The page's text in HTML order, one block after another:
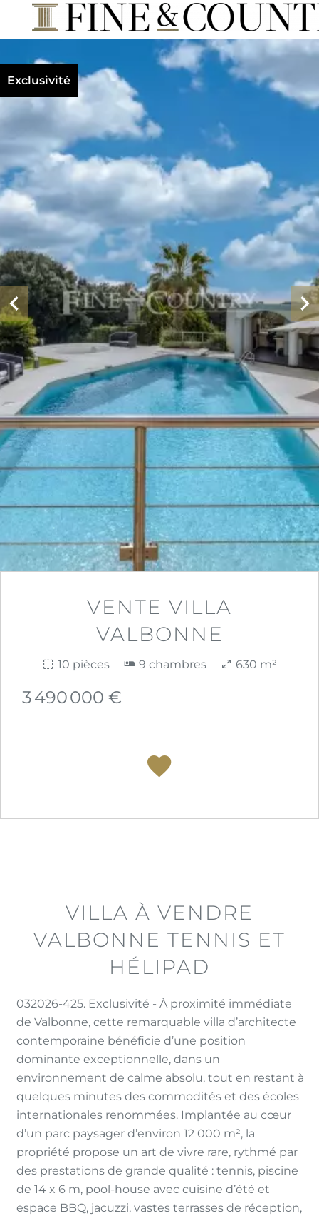
VENTE VILLA
VALBONNE
10 pièces 9 chambres 630 m²
3 490 000 €
Exclusivité
VILLA À VENDRE
VALBONNE TENNIS ET
HÉLIPAD
032026-425. Exclusivité - À proximité immédiate
de Valbonne, cette remarquable villa d’architecte
contemporaine bénéficie d’une position
dominante exceptionnelle, dans un
environnement de calme absolu, tout en restant à
quelques minutes des commodités et des écoles
internationales renommées. Implantée au cœur
d’un parc paysager d’environ 12 000 m², la
propriété propose un art de vivre rare, rythmé par
des prestations de grande qualité : tennis, piscine
de 14 x 6 m, pool-house avec cuisine d’été et
espace BBQ, jacuzzi, vastes terrasses de réception,